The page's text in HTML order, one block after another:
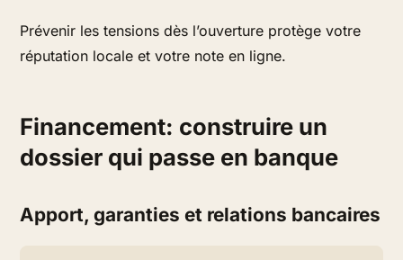
Prévenir les tensions dès l’ouverture protège votre
réputation locale et votre note en ligne.
Financement: construire un
dossier qui passe en banque
Apport, garanties et relations bancaires